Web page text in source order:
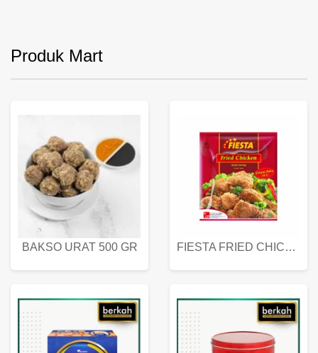
Produk Mart
BAKSO URAT 500 GR FIESTA FRIED CHICKEN 500 GR